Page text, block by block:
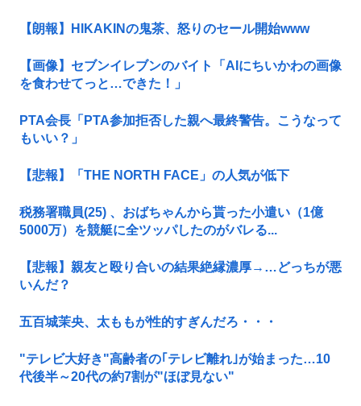
【朗報】HIKAKINの鬼茶、怒りのセール開始www
【画像】セブンイレブンのバイト「AIにちいかわの画像
を食わせてっと…できた！」
PTA会長「PTA参加拒否した親へ最終警告。こうなって
もいい？」
【悲報】「THE NORTH FACE」の人気が低下
税務署職員(25) 、おばちゃんから貰った小遣い（1億
5000万）を競艇に全ツッパしたのがバレる...
【悲報】親友と殴り合いの結果絶縁濃厚→…どっちが悪
いんだ？
五百城茉央、太ももが性的すぎんだろ・・・
"テレビ大好き"高齢者の｢テレビ離れ｣が始まった…10
代後半～20代の約7割が"ほぼ見ない"